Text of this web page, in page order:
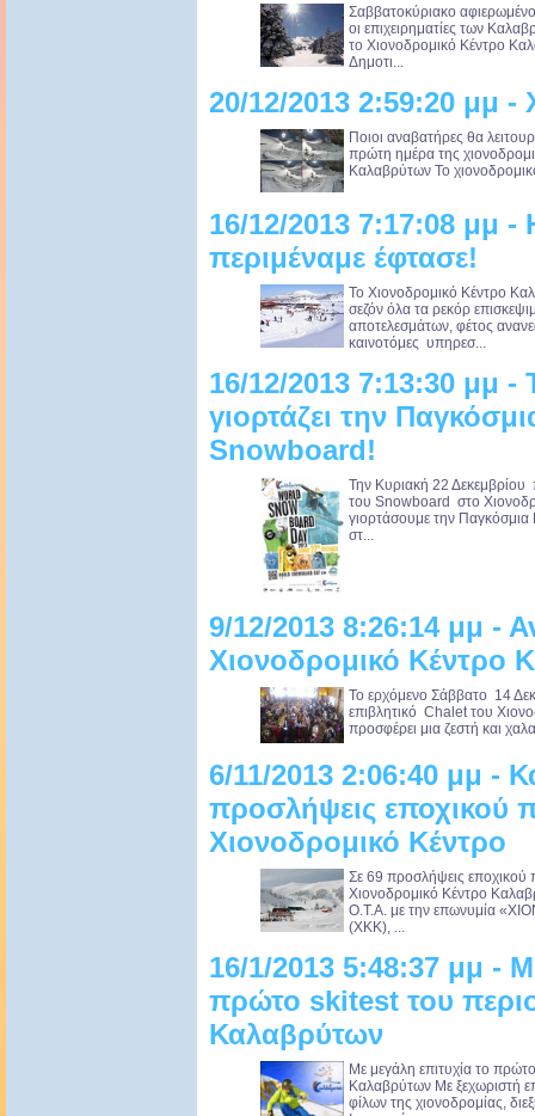
Σαββατοκύριακο
οι επιχειρηματίες των
το Χιονοδρομικό Κέντρο
Δημοτι...
20/12/2013 2:59:20 μμ
Ποιοι αναβατήρες θα
πρώτη ημέρα της
Καλαβρύτων Το
16/12/2013 7:17:08 μμ -
περιμέναμε έφτασε!
Το Χιονοδρομικό Κέντρο
σεζόν όλα τα ρεκόρ
αποτελεσμάτων, φέτος
καινοτόμες υπηρεσ...
16/12/2013 7:13:30 μμ
γιορτάζει την
Snowboard!
Την Κυριακή 22 Δεκεμβρίου
του Snowboard στο
γιορτάσουμε την
στ...
9/12/2013 8:26:14 μμ -
Χιονοδρομικό Κέντρο
Το ερχόμενο Σάββατο 14
επιβλητικό Chalet του
προσφέρει μια ζεστή και
6/11/2013 2:06:40 μμ -
προσλήψεις εποχικού
Χιονοδρομικό Κέντρο
Σε 69 προσλήψεις εποχικού
Χιονοδρομικό Κέντρο
Ο.Τ.Α. με την επωνυμία
(ΧΚΚ), ...
16/1/2013 5:48:37 μμ -
πρώτο skitest του
Καλαβρύτων
Με μεγάλη επιτυχία το
Καλαβρύτων Με ξεχωριστή
φίλων της χιονοδρομίας,